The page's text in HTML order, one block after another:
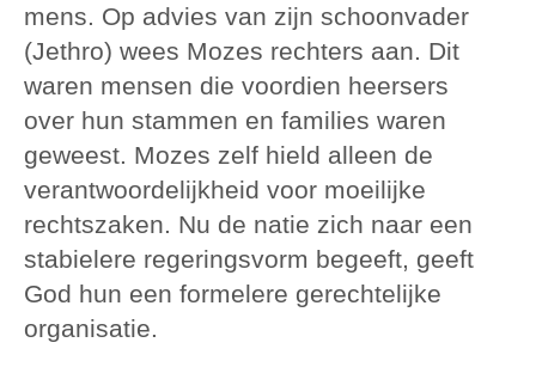
mens. Op advies van zijn schoonvader
(Jethro) wees Mozes rechters aan. Dit
waren mensen die voordien heersers
over hun stammen en families waren
geweest. Mozes zelf hield alleen de
verantwoordelijkheid voor moeilijke
rechtszaken. Nu de natie zich naar een
stabielere regeringsvorm begeeft, geeft
God hun een formelere gerechtelijke
organisatie.